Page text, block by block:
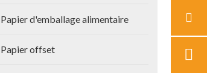
Papier d'emballage alimentaire
Papier offset